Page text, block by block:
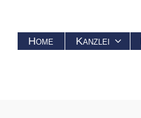
Home Kanzlei